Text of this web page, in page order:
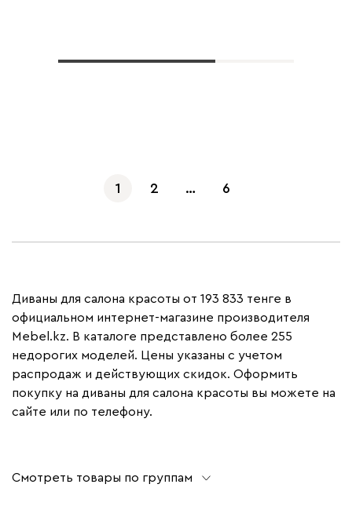
1 2 … 6
Диваны для салона красоты от 193 833 тенге в
официальном интернет-магазине производителя
Mebel.kz. В каталоге представлено более 255
недорогих моделей. Цены указаны с учетом
распродаж и действующих скидок. Оформить
покупку на диваны для салона красоты вы можете на
сайте или по телефону.
Смотреть товары по группам